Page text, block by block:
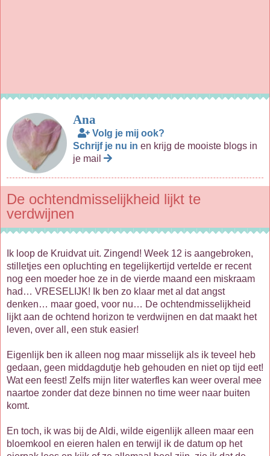
Ana
Volg je mij ook?
Schrijf je nu in en krijg de mooiste blogs in
je mail
De ochtendmisselijkheid lijkt te
verdwijnen
Ik loop de Kruidvat uit. Zingend! Week 12 is aangebroken,
stilletjes een opluchting en tegelijkertijd vertelde er recent
nog een moeder hoe ze in de vierde maand een miskraam
had… VRESELIJK! Ik ben zo klaar met al dat angst
denken… maar goed, voor nu… De ochtendmisselijkheid
lijkt aan de ochtend horizon te verdwijnen en dat maakt het
leven, over all, een stuk easier!
Eigenlijk ben ik alleen nog maar misselijk als ik teveel heb
gedaan, geen middagdutje heb gehouden en niet op tijd eet!
Wat een feest! Zelfs mijn liter waterfles kan weer overal mee
naartoe zonder dat deze binnen no time weer naar buiten
komt.
En toch, ik was bij de Aldi, wilde eigenlijk alleen maar een
bloemkool en eieren halen en terwijl ik de datum op het